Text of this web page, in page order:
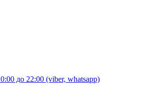
до 22:00 (viber, whatsapp)